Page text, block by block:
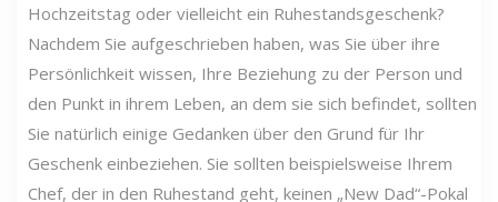
Hochzeitstag oder vielleicht ein Ruhestandsgeschenk?
Nachdem Sie aufgeschrieben haben, was Sie über ihre
Persönlichkeit wissen, Ihre Beziehung zu der Person und
den Punkt in ihrem Leben, an dem sie sich befindet, sollten
Sie natürlich einige Gedanken über den Grund für Ihr
Geschenk einbeziehen. Sie sollten beispielsweise Ihrem
Chef, der in den Ruhestand geht, keinen „New Dad“-Pokal